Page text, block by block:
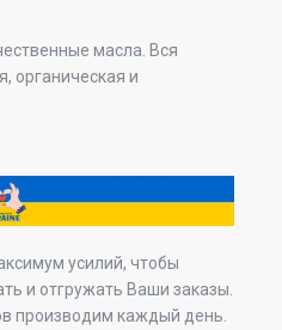
масла. Вся
органическая и
усилий, чтобы
и отгружать Ваши заказы.
производим каждый день.